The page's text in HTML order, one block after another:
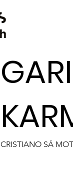
CRISTIANO SÁ